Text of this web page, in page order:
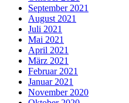
September 2021
August 2021
Juli 2021
Mai 2021
April 2021
März 2021
Februar 2021
Januar 2021
November 2020